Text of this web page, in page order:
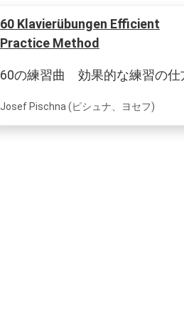
60 Klavierübungen Efficient
Practice Method
60の練習曲 効果的な練習の仕
Josef Pischna (ピシュナ、ヨセフ)